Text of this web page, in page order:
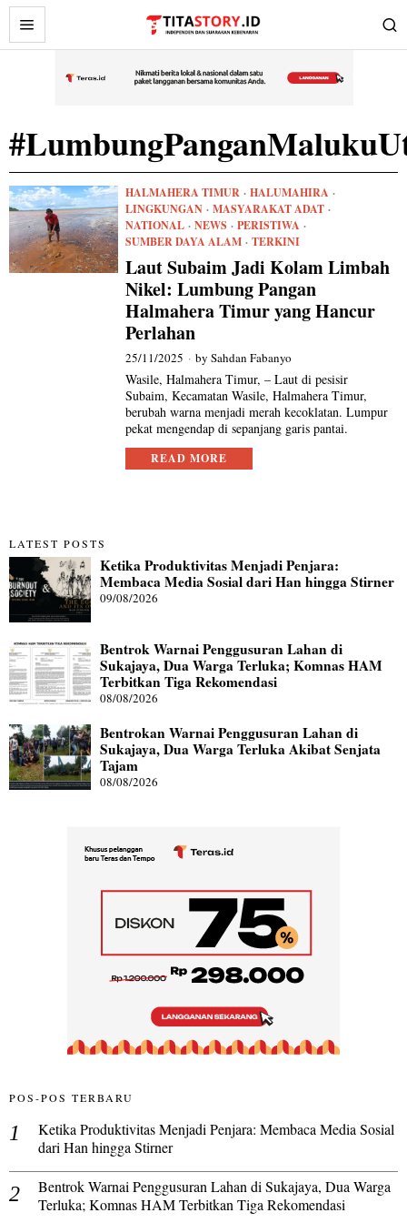
HALMAHERA TIMUR · HALUMAHIRA ·
LINGKUNGAN · MASYARAKAT ADAT ·
NATIONAL · NEWS · PERISTIWA ·
SUMBER DAYA ALAM · TERKINI
Laut Subaim Jadi Kolam Limbah
Nikel: Lumbung Pangan
Halmahera Timur yang Hancur
Perlahan
25/11/2025 bySahdan Fabanyo
Wasile, Halmahera Timur, – Laut di pesisir
Subaim, Kecamatan Wasile, Halmahera Timur,
berubah warna menjadi merah kecoklatan. Lumpur
pekat mengendap di sepanjang garis pantai.
READ MORE
LATEST POSTS
Ketika Produktivitas Menjadi Penjara:
Membaca Media Sosial dari Han hingga Stirner
09/08/2026
Bentrok Warnai Penggusuran Lahan di
Sukajaya, Dua Warga Terluka; Komnas HAM
Terbitkan Tiga Rekomendasi
08/08/2026
Bentrokan Warnai Penggusuran Lahan di
Sukajaya, Dua Warga Terluka Akibat Senjata
Tajam
08/08/2026
POS-POS TERBARU
Ketika Produktivitas Menjadi Penjara: Membaca Media Sosial
dari Han hingga Stirner
Bentrok Warnai Penggusuran Lahan di Sukajaya, Dua Warga
Terluka; Komnas HAM Terbitkan Tiga Rekomendasi